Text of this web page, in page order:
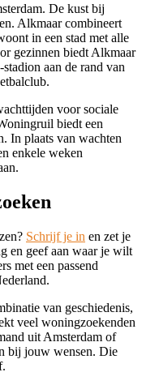
De kust bij
Alkmaar combineert
in een stad met alle
gezinnen biedt Alkmaar
aan de rand van
voor sociale
biedt een
In plaats van wachten
enkele weken
Schrijf je in en zet je
en geef aan waar je wilt
met een passend
van geschiedenis,
veel woningzoekenden
uit Amsterdam of
bij jouw wensen. Die